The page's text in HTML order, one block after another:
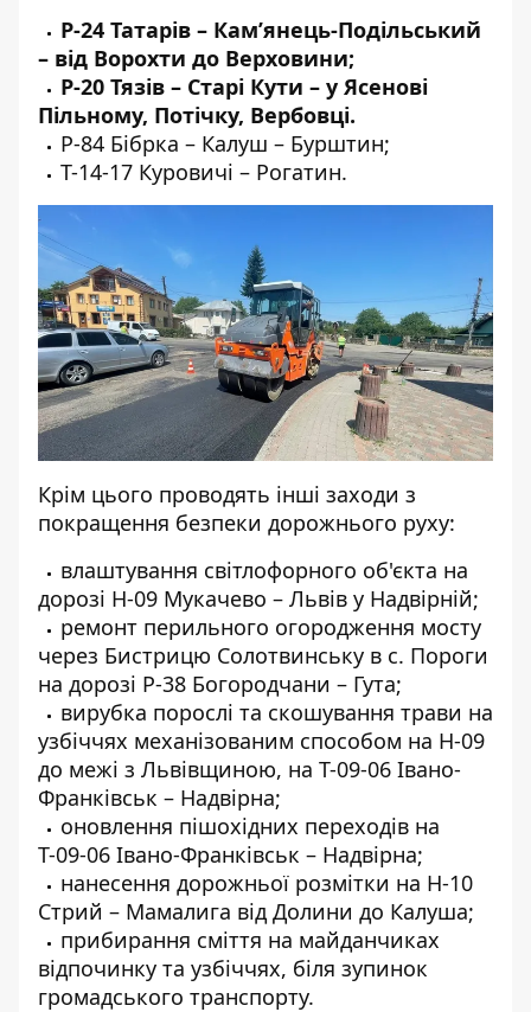
Р-24 Татарів – Кам’янець-Подільський
– від Ворохти до Верховини;
Р-20 Тязів – Старі Кути – у Ясенові
Пільному, Потічку, Вербовці.
Р-84 Бібрка – Калуш – Бурштин;
Т-14-17 Куровичі – Рогатин.
Крім цього проводять інші заходи з
покращення безпеки дорожнього руху:
влаштування світлофорного об'єкта на
дорозі Н-09 Мукачево – Львів у Надвірній;
ремонт перильного огородження мосту
через Бистрицю Солотвинську в с. Пороги
на дорозі Р-38 Богородчани – Гута;
вирубка порослі та скошування трави на
узбіччях механізованим способом на Н-09
до межі з Львівщиною, на Т-09-06 Івано-
Франківськ – Надвірна;
оновлення пішохідних переходів на
Т-09-06 Івано-Франківськ – Надвірна;
нанесення дорожньої розмітки на Н-10
Стрий – Мамалига від Долини до Калуша;
прибирання сміття на майданчиках
відпочинку та узбіччях, біля зупинок
громадського транспорту.